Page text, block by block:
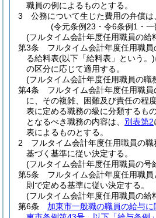
職員の例によるものとする。
3
公務について生じた費用の弁償は
(令元条例23・令6条例1・一
(フルタイム会計年度任用職員の給
第3条
フルタイム会計年度任用職員
る給料表(以下「給料表」という。)
の区分に応じて適用する。
(フルタイム会計年度任用職員の職
第4条
フルタイム会計年度任用職
に、その複雑、困難及び責任の程
表に定める職務の級に分類するも
となるべき職務の内容は、 別表第2
表によるものとする。
2
フルタイム会計年度任用職員の職
基づく基準に従い決定する。
(フルタイム会計年度任用職員の号
第5条
フルタイム会計年度任用職
則で定める基準に従い決定する。
(フルタイム会計年度任用職員の給
第6条
加東市一般職の職員の給与に